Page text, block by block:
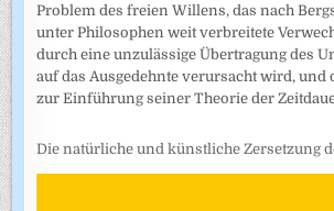
Problem des freien Willens, das nach
unter Philosophen weit verbreitete
durch eine unzulässige Übertragung des
auf das Ausgedehnte verursacht wird, und
zur Einführung seiner Theorie der
Die natürliche und künstliche Zersetzung